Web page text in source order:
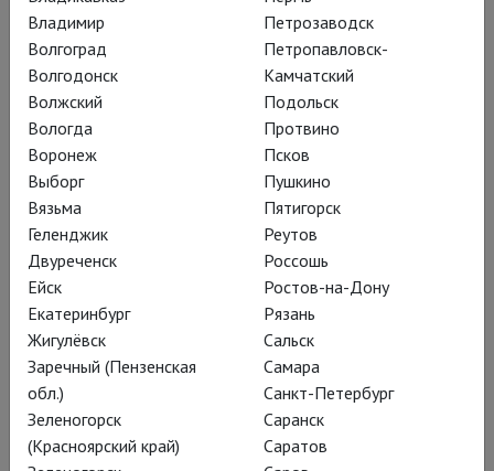
Глобус: Генрих V
Глобус: Генрих IV (Часть 2)
Глобус: Генрих VIII
Смотреть за 2 500 ₽
Владимир
Волгоград
Волгодонск
Волжский
Вологда
Воронеж
Выборг
Вязьма
Геленджик
Двуреченск
Ейск
Екатеринбург
Жигулёвск
Заречный (Пензенская
обл.)
Зеленогорск
(Красноярский край)
Петрозаводск
Петропавловск-
Камчатский
Подольск
Протвино
Псков
Пушкино
Пятигорск
Реутов
Россошь
Ростов-на-Дону
Рязань
Сальск
Самара
Санкт-Петербург
Саранск
Саратов